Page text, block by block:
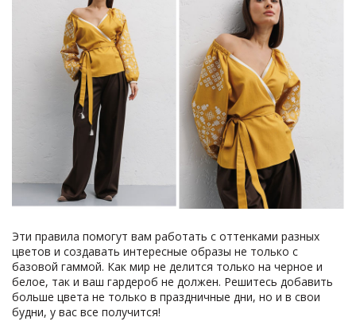
Эти правила помогут вам работать с оттенками разных
цветов и создавать интересные образы не только с
базовой гаммой. Как мир не делится только на черное и
белое, так и ваш гардероб не должен. Решитесь добавить
больше цвета не только в праздничные дни, но и в свои
будни, у вас все получится!